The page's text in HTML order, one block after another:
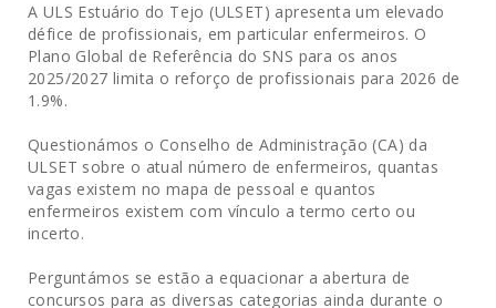
A ULS Estuário do Tejo (ULSET) apresenta um elevado
défice de profissionais, em particular enfermeiros. O
Plano Global de Referência do SNS para os anos
2025/2027 limita o reforço de profissionais para 2026 de
1.9%.
Questionámos o Conselho de Administração (CA) da
ULSET sobre o atual número de enfermeiros, quantas
vagas existem no mapa de pessoal e quantos
enfermeiros existem com vínculo a termo certo ou
incerto.
Perguntámos se estão a equacionar a abertura de
concursos para as diversas categorias ainda durante o